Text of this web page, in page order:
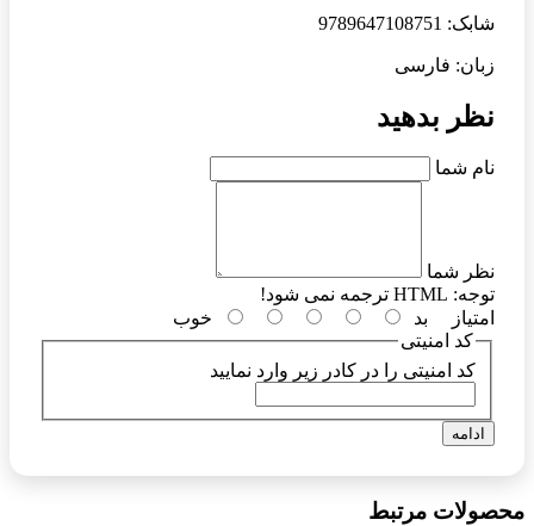
شابک: 9789647108751
زبان: فارسی
نظر بدهید
نام شما
نظر شما
توجه:
امتیاز
بد
خوب
کد امنیتی
کد امنیتی را در کادر زیر وارد نمایید
ادامه
محصولات مرتبط